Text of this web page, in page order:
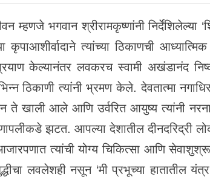
भगवान श्रीरामकृष्णांनी निर्देशिलेल्या
कृपाआशीर्वादाने त्यांच्या ठिकाणची
केल्यानंतर लवकरच स्वामी अखंडानंद
ठिकाणी त्यांनी भ्रमण केले. देवतात्मा
ते खाली आले आणि उर्वरित आयुष्य त्यांनी
झटत. आपल्या देशातील दीनदरिद्री
आजारपणात त्यांची योग्य चिकित्सा आणि
लवलेशही नसून ‘मी प्रभूच्या हातातील